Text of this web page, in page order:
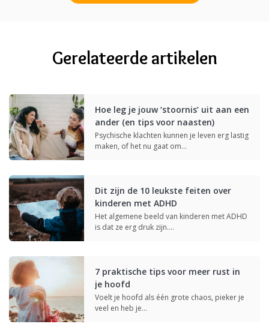
Gerelateerde artikelen
Hoe leg je jouw ‘stoornis’ uit aan een
ander (en tips voor naasten)
Psychische klachten kunnen je leven erg lastig
maken, of het nu gaat om…
Dit zijn de 10 leukste feiten over
kinderen met ADHD
Het algemene beeld van kinderen met ADHD
is dat ze erg druk zijn.…
7 praktische tips voor meer rust in
je hoofd
Voelt je hoofd als één grote chaos, pieker je
veel en heb je…